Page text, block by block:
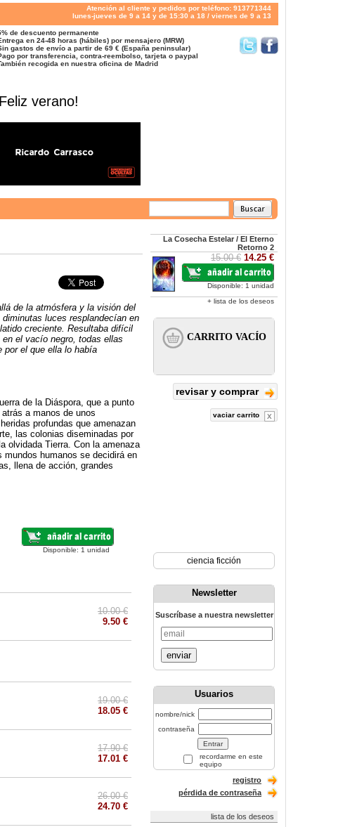
Atención al cliente y pedidos por teléfono: 913771344
lunes-jueves de 9 a 14 y de 15:30 a 18 / viernes de 9 a 13
de descuento permanente
en 24-48 horas (hábiles) por mensajero (MRW)
gastos de envío a partir de 69 € (España peninsular)
por transferencia, contra-reembolso, tarjeta o paypal
recogida en nuestra oficina de Madrid
verano!
de la atmósfera y la visión del
luces resplandecían en
creciente. Resultaba difícil
el vacío negro, todas ellas
por el que ella lo había
de la Diáspora, que a punto
a manos de unos
profundas que amenazan
las colonias diseminadas por
olvidada Tierra. Con la amenaza
mundos humanos se decidirá en
llena de acción, grandes
Disponible: 1 unidad
10.00 €
9.50 €
19.00 €
18.05 €
17.90 €
17.01 €
26.00 €
24.70 €
La Cosecha Estelar / El Eterno
Retorno 2
15.00 € 14.25 €
Disponible: 1 unidad
+ lista de los deseos
revisar y comprar
vaciar carrito
ciencia ficción
Newsletter
Suscríbase a nuestra newsletter
enviar
Usuarios
nombre/nick
contraseña
recordarme en este
equipo
registro
pérdida de contraseña
lista de los deseos